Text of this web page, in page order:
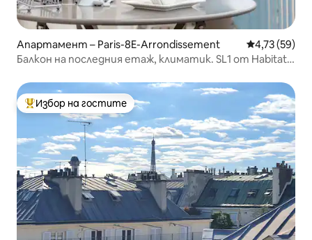
Апартамент – Paris-8E-Arrondissement Средна
4,73 (59)
Балкон на последния етаж, климатик. SL1 от Habitat
Най-популярен избор на гостите
Избор на гостите